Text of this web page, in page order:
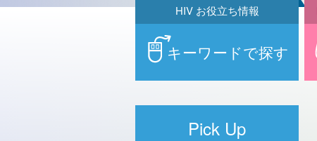
キーワードで探す
HIV お役立ち情報
Pick Up